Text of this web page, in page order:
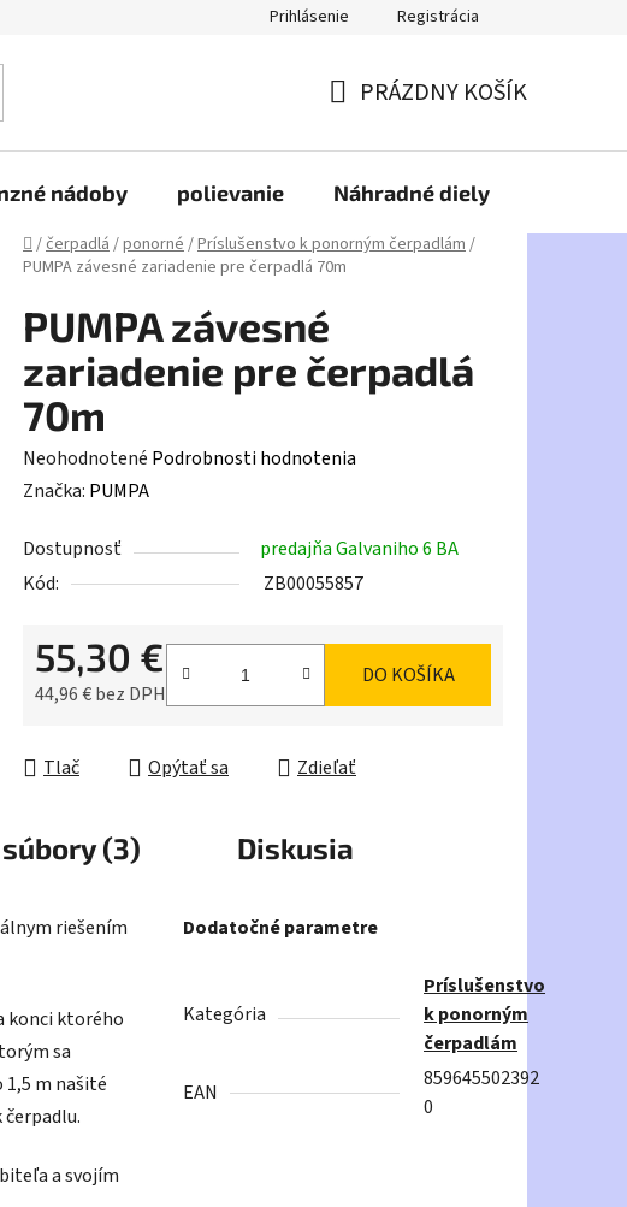
Prihlásenie Registrácia
KOŠÍK
PRÁZDNY KOŠÍK
nádoby polievanie Náhradné diely
Domov
/čerpadlá/ponorné/Príslušenstvo k ponorným čerpadlám/
PUMPA závesné zariadenie pre čerpadlá 70m
PUMPA závesné
zariadenie pre čerpadlá
70m
Priemerné
hodnotenie
je
0,0
hviezdičiek.
Neohodnotené Podrobnosti hodnotenia
Značka: PUMPA
Dostupnosť
predajňa Galvaniho 6 BA
Kód:
ZB00055857
55,30 €
44,96 € bez DPH
DO KOŠÍKA
Tlač Opýtať sa Zdieľať
(3) Diskusia
riešením
konci ktorého
sa
1,5 m našité
čerpadlu.
a svojím
Dodatočné parametre
Kategória
Príslušenstvo
k ponorným
čerpadlám
EAN
859645502392
0